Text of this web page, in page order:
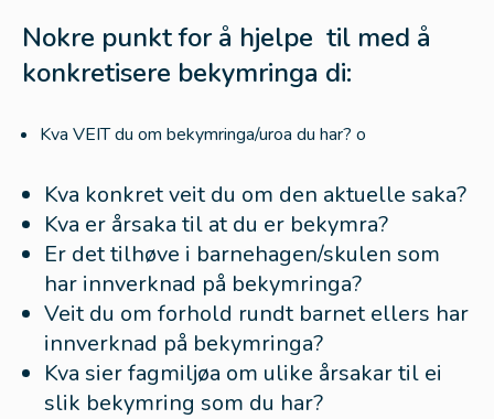
Nokre punkt for å hjelpe til med å
konkretisere bekymringa di:
Kva VEIT du om bekymringa/uroa du har? o
Kva konkret veit du om den aktuelle saka?
Kva er årsaka til at du er bekymra?
Er det tilhøve i barnehagen/skulen som
har innverknad på bekymringa?
Veit du om forhold rundt barnet ellers har
innverknad på bekymringa?
Kva sier fagmiljøa om ulike årsakar til ei
slik bekymring som du har?
Informasjon om stafettlogg til barnet,
foreldre/føresette
Opprette hovudmål, delmål og aktivitetar
Samtykkeskjema
Hjelp til å konkretisere ei bekymring
Bekymringsskala – barn/unge
Bekymringsskala – føresette
Kartlegging av klasseleiing og vaksenrolla
Korleis lage ei konkret problemstilling
Notatmal for å konkretisere uro for eit barn/ungdom